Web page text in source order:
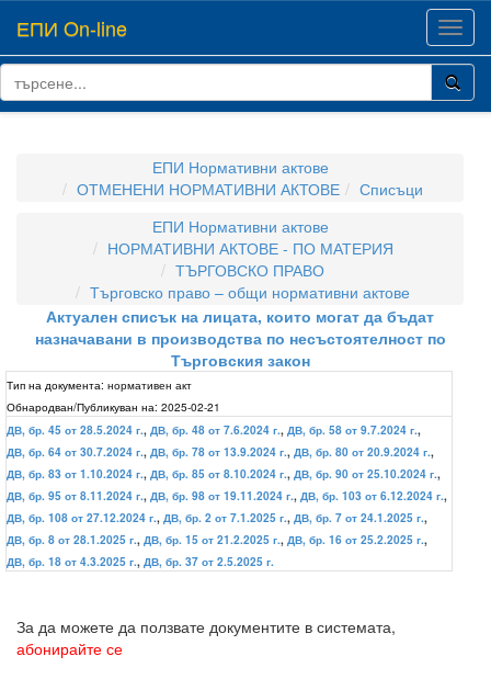
ЕПИ On-line
ЕПИ Нормативни актове
ОТМЕНЕНИ НОРМАТИВНИ АКТОВЕ
Списъци
ЕПИ Нормативни актове
НОРМАТИВНИ АКТОВЕ - ПО МАТЕРИЯ
ТЪРГОВСКО ПРАВО
Търговско право – общи нормативни актове
Актуален списък на лицата, които могат да бъдат
назначавани в производства по несъстоятелност по
Търговския закон
Тип на документа: нормативен акт
Обнародван/Публикуван на: 2025-02-21
ДВ, бр. 45 от 28.5.2024 г., ДВ, бр. 48 от 7.6.2024 г., ДВ, бр. 58 от 9.7.2024 г.,
ДВ, бр. 64 от 30.7.2024 г., ДВ, бр. 78 от 13.9.2024 г., ДВ, бр. 80 от 20.9.2024 г.,
ДВ, бр. 83 от 1.10.2024 г., ДВ, бр. 85 от 8.10.2024 г., ДВ, бр. 90 от 25.10.2024 г.,
ДВ, бр. 95 от 8.11.2024 г., ДВ, бр. 98 от 19.11.2024 г., ДВ, бр. 103 от 6.12.2024 г.,
ДВ, бр. 108 от 27.12.2024 г., ДВ, бр. 2 от 7.1.2025 г., ДВ, бр. 7 от 24.1.2025 г.,
ДВ, бр. 8 от 28.1.2025 г., ДВ, бр. 15 от 21.2.2025 г., ДВ, бр. 16 от 25.2.2025 г.,
ДВ, бр. 18 от 4.3.2025 г., ДВ, бр. 37 от 2.5.2025 г.
За да можете да ползвате документите в системата,
абонирайте се